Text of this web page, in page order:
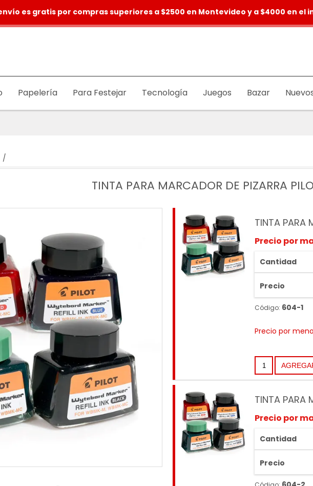
es gratis por compras superiores a $2500 en Montevideo y a $4000 en el
Papelería Para Festejar Tecnología Juegos Bazar
/
TINTA PARA MARCADOR DE PIZARRA
TINTA PARA
Precio por
Cantidad
Precio
Código: 604-1
Precio por
TINTA PARA
Precio por
Cantidad
Precio